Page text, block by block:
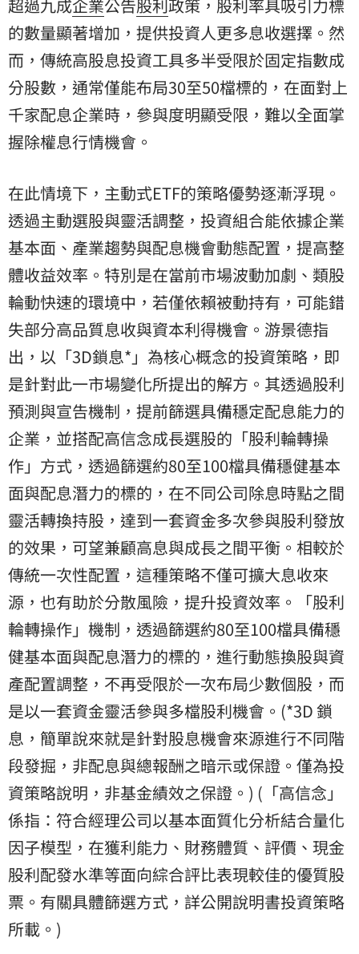
超過九成企業公告股利 政策，股利率具吸引力標
的數量顯著增加，提供投資人更多息收選擇。然
而，傳統高股息投資工具多半受限於固定指數成
分股數，通常僅能布局30至50檔標的，在面對上
千家配息企業時，參與度明顯受限，難以全面掌
握除權息行情機會。
在此情境下，主動式ETF的策略優勢逐漸浮現。
透過主動選股與靈活調整，投資組合能依據企業
基本面、產業趨勢與配息機會動態配置，提高整
體收益效率。特別是在當前市場波動加劇、類股
輪動快速的環境中，若僅依賴被動持有，可能錯
失部分高品質息收與資本利得機會。游景德指
出，以「3D鎖息*」為核心概念的投資策略，即
是針對此一市場變化所提出的解方。其透過股利
預測與宣告機制，提前篩選具備穩定配息能力的
企業，並搭配高信念成長選股的「股利輪轉操
作」方式，透過篩選約80至100檔具備穩健基本
面與配息潛力的標的，在不同公司除息時點之間
靈活轉換持股，達到一套資金多次參與股利發放
的效果，可望兼顧高息與成長之間平衡。相較於
傳統一次性配置，這種策略不僅可擴大息收來
源，也有助於分散風險，提升投資效率。「股利
輪轉操作」機制，透過篩選約80至100檔具備穩
健基本面與配息潛力的標的，進行動態換股與資
產配置調整，不再受限於一次布局少數個股，而
是以一套資金靈活參與多檔股利機會。(*3D 鎖
息，簡單說來就是針對股息機會來源進行不同階
段發掘，非配息與總報酬之暗示或保證。僅為投
資策略說明，非基金績效之保證。) (「高信念」
係指：符合經理公司以基本面質化分析結合量化
因子模型，在獲利能力、財務體質、評價、現金
股利配發水準等面向綜合評比表現較佳的優質股
票。有關具體篩選方式，詳公開說明書投資策略
所載。)